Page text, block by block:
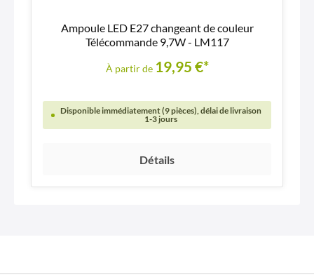
Ampoule LED E27 changeant de couleur
Télécommande 9,7W - LM117
À partir de 19,95 €*
Disponible immédiatement (9 pièces), délai de livraison
1-3 jours
Détails